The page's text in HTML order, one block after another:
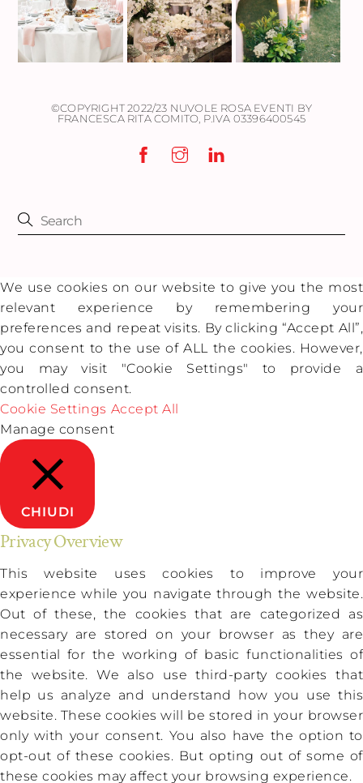
©COPYRIGHT 2022/23 NUVOLE ROSA EVENTI BY
FRANCESCA RITA COMITO, P.IVA 03396400545
We use cookies on our website to give you the most
relevant experience by remembering your
preferences and repeat visits. By clicking “Accept All”,
you consent to the use of ALL the cookies. However,
you may visit "Cookie Settings" to provide a
controlled consent.
Cookie Settings Accept All
Manage consent
CHIUDI
Privacy Overview
This website uses cookies to improve your
experience while you navigate through the website.
Out of these, the cookies that are categorized as
necessary are stored on your browser as they are
essential for the working of basic functionalities of
the website. We also use third-party cookies that
help us analyze and understand how you use this
website. These cookies will be stored in your browser
only with your consent. You also have the option to
opt-out of these cookies. But opting out of some of
these cookies may affect your browsing experience.